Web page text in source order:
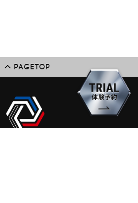
PAGETOP